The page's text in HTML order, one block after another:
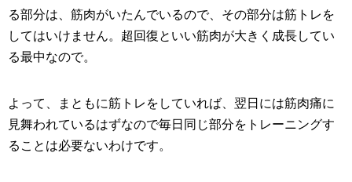
る部分は、筋肉がいたんでいるので、その部分は筋トレを
してはいけません。超回復といい筋肉が大きく成長してい
る最中なので。
よって、まともに筋トレをしていれば、翌日には筋肉痛に
見舞われているはずなので毎日同じ部分をトレーニングす
ることは必要ないわけです。